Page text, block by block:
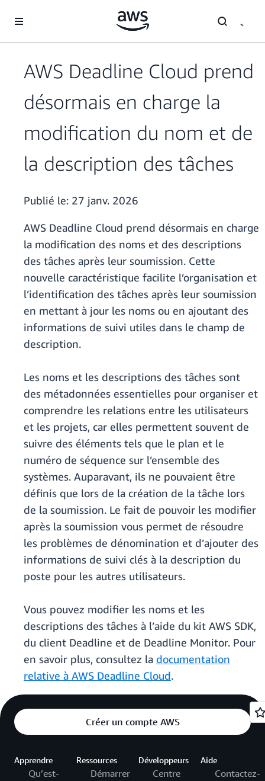
AWS Deadline Cloud prend
désormais en charge la
modification du nom et de
la description des tâches
Publié le: 27 janv. 2026
AWS Deadline Cloud prend désormais en charge
la modification des noms et des descriptions
des tâches après leur soumission. Cette
nouvelle caractéristique facilite l’organisation et
l’identification des tâches après leur soumission
en mettant à jour les noms ou en ajoutant des
informations de suivi utiles dans le champ de
description.
Les noms et les descriptions des tâches sont
des métadonnées essentielles pour organiser et
comprendre les relations entre les utilisateurs
et les projets, car elles permettent souvent de
suivre des éléments tels que le plan et le
numéro de séquence sur l’ensemble des
systèmes. Auparavant, ils ne pouvaient être
définis que lors de la création de la tâche lors
de la soumission. Le fait de pouvoir les modifier
après la soumission vous permet de résoudre
les problèmes de dénomination et d’ajouter des
informations de suivi clés à la description du
poste pour les autres utilisateurs.
Vous pouvez modifier les noms et les
descriptions des tâches à l’aide du kit AWS SDK,
du client Deadline et de Deadline Monitor. Pour
en savoir plus, consultez la documentation
relative à AWS Deadline Cloud.
Créer un compte AWS
Apprendre
Qu’est-
Ressources
Démarrer
Développeurs
Centre
Aide
Contactez-